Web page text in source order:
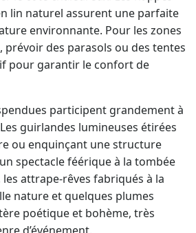
environnante. Pour les zones
prévoir des parasols ou des tentes
pour garantir le confort de
participent grandement à
guirlandes lumineuses étirées
ou enquinçant une structure
spectacle féérique à la tombée
attrape-rêves fabriqués à la
nature et quelques plumes
poétique et bohème, très
d’événement.